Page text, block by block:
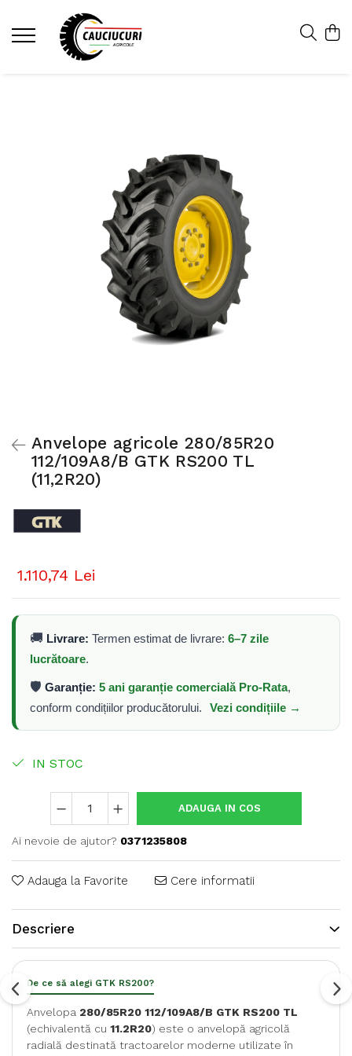
Anvelope agricole 280/85R20
112/109A8/B GTK RS200 TL
(11,2R20)
1.110,74 Lei
🚚 Livrare: Termen estimat de livrare: 6–7 zile
lucrătoare.
🛡️ Garanție: 5 ani garanție comercială Pro-Rata,
conform condițiilor producătorului.
Vezi condițiile →
IN STOC
ADAUGA IN COS
Ai nevoie de ajutor? 0371235808
Adauga la Favorite Cere informatii
Descriere
De ce să alegi GTK RS200?
Anvelopa 280/85R20 112/109A8/B GTK RS200 TL
(echivalentă cu 11.2R20) este o anvelopă agricolă
radială destinată tractoarelor moderne utilizate în